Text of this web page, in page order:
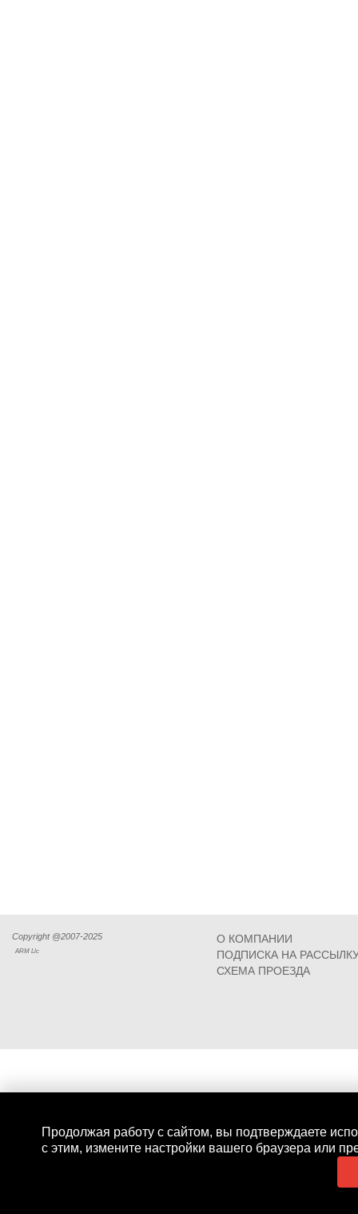
Продолжая работу с сайтом, вы подтверждаете
с этим, измените настройки вашего браузера или
Copyright @2007-2025
ARM Llc
О КОМПАНИИ
ПОДПИСКА НА
СХЕМА ПРОЕЗДА